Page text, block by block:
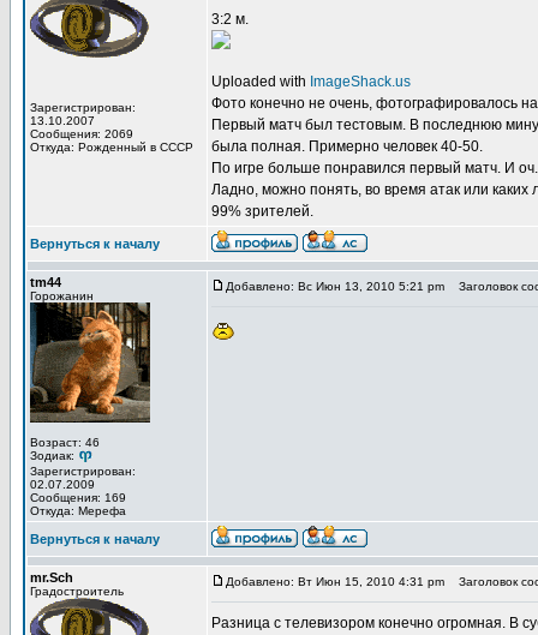
Зарегистрирован:
13.10.2007
Сообщения: 2069
Откуда: Рожденный в СССР
3:2 м.
Uploaded with ImageShack.us
Фото конечно не очень, фотографировалось
Первый матч был тестовым. В последнюю
была полная. Примерно человек 40-50.
По игре больше понравился первый матч. И
Ладно, можно понять, во время атак или
99% зрителей.
Вернуться к началу
tm44
Горожанин
Возраст: 46
Зодиак:
Зарегистрирован:
02.07.2009
Сообщения: 169
Откуда: Мерефа
Добавлено: Вс Июн 13, 2010 5:21 pm Заголовок
Вернуться к началу
mr.Sch
Градостроитель
Добавлено: Вт Июн 15, 2010 4:31 pm Заголовок
Разница с телевизором конечно огромная. В